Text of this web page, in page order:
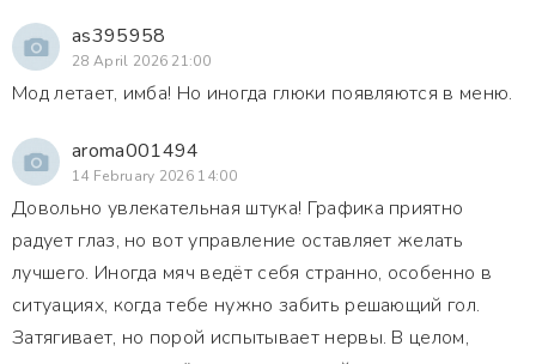
as395958
28 April 2026 21:00
Мод летает, имба! Но иногда глюки появляются в меню.
aroma001494
14 February 2026 14:00
Довольно увлекательная штука! Графика приятно
радует глаз, но вот управление оставляет желать
лучшего. Иногда мяч ведёт себя странно, особенно в
ситуациях, когда тебе нужно забить решающий гол.
Затягивает, но порой испытывает нервы. В целом,